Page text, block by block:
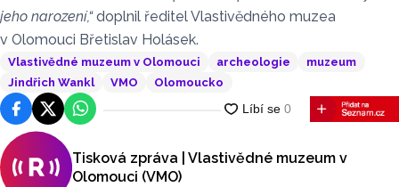
jeho narození,“doplnil ředitel Vlastivědného muzea
v Olomouci Břetislav Holásek.
Vlastivědné muzeum v Olomouci archeologie
muzeum
Jindřich Wankl
VMO Olomoucko
FacebookPlatforma X
WhatsApp
Tisková zpráva | Vlastivědné muzeum v
Olomouci (VMO)